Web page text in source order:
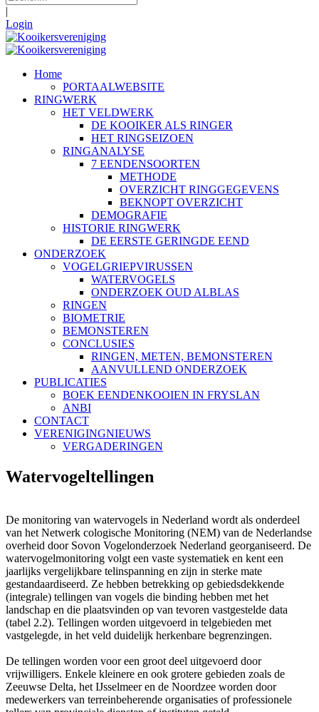
|
Login
Home
PORTAALWEBSITE
RINGWERK
HET VELDWERK
DE KOOIKER ALS RINGER
HET RINGSEIZOEN
RINGANALYSE
7 EENDENSOORTEN
METHODE
OVERZICHT RINGGEGEVENS
BEKNOPT OVERZICHT
DEMOGRAFIE
HISTORIE RINGWERK
DE EERSTE GERINGDE EEND
ONDERZOEK
VOGELGRIEPVIRUSSEN
WATERVOGELS
ONDERZOEK OUD ALBLAS
RINGEN
BIOMETRIE
BEMONSTEREN
CONCLUSIES
RINGEN, METEN, BEMONSTEREN
AANVULLEND ONDERZOEK
PUBLICATIES
BOEK EENDENKOOIEN IN FRYSLAN
ANBI
CONTACT
VERENIGINGNIEUWS
VERGADERINGEN
Watervogeltellingen
De monitoring van watervogels in Nederland wordt als onderdeel
van het Netwerk cologische Monitoring (NEM) van de Nederlandse
overheid door Sovon Vogelonderzoek Nederland georganiseerd. De
watervogelmonitoring volgt een vaste systematiek en kent een
jaarlijks vergelijkbare telinspanning en zijn in sterke mate
gestandaardiseerd. Ze hebben betrekking op gebiedsdekkende
(integrale) tellingen van vogels die binding hebben met het
landschap en die plaatsvinden op van tevoren vastgestelde data
(tabel 2.2). Tellingen worden uitgevoerd in telgebieden met
vastgelegde, in het veld duidelijk herkenbare begrenzingen.
De tellingen worden voor een groot deel uitgevoerd door
vrijwilligers. Enkele kleinere en ook grotere gebieden zoals de
Zeeuwse Delta, het IJsselmeer en de Noordzee worden door
medewerkers van terreinbeherende organisaties of professionele